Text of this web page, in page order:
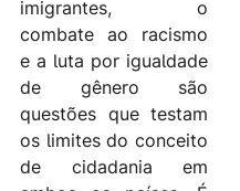
imigrantes, o
combate ao racismo
e a luta por igualdade
de gênero são
questões que testam
os limites do conceito
de cidadania em